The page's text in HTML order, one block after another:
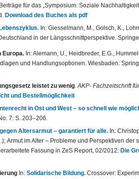
Beiträge für das „Symposium: Soziale
Download des Buches als pdf
In: Giesselmann, M., Golsch, K.,
in der Längsschnittperspektive.
Europa. In: Alemann, U., Heidbreder, E.G.,
und Handlungsoptionen. Wiesbaden:
leistet zu wenig.AKP- Fachzeitschrift
und Bestellmöglichkeit
in Ost und West – so schnell wie
7: S. 203–206.
Altersarmut – garantiert für alle. In:
Armut im Alter – Probleme und Perspektiven der
Fassung in ZeS Report, 02/2012: Die
In: Solidarische Bildung. Crossover: